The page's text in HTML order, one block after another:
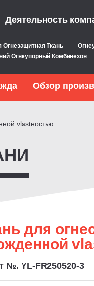
Деятельность
Огнезащитная Ткань
Огнеупорный Комбинезон
Обзор
vlastностью
для
№. YL-FR250520-3